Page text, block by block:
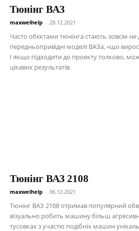
Тюнінг ВАЗ
maxwelhelp - 28.12.2021
Часто обєктами тюнінга стають зовсім
передньопривідні моделі ВАЗа, «що
І якщо підходити до проекту толково,
цікавих результатів.
Тюнінг ВАЗ 2108
maxwelhelp - 06.12.2021
Тюнінг ВАЗ 2108 отримав популярний
візуально робить машину більш
тусовках з участю подібніх машин